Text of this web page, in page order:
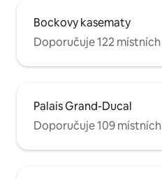
Bockovy kasematy
Doporučuje 122 místních
Palais Grand-Ducal
Doporučuje 109 místních